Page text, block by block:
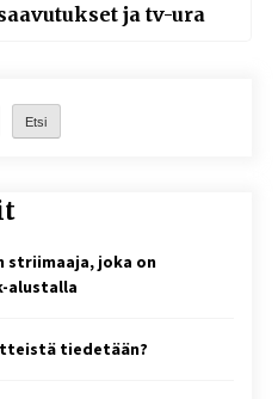
ja tv-ura
Etsi
striimaaja, joka on
alustalla
tiedetään?